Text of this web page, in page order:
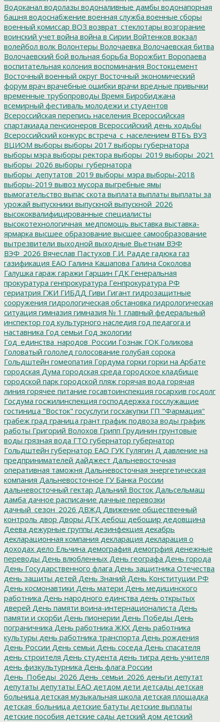
Водоканал водолазы водоналивные дамбы водонапорная
башня водоснабжение военная служба военные сборы
военный комиссар ВОЗ возврат_стеклотары возгорание
воинский учет война война в Сирии Войтенков вокзал
волейбол волк Волонтеры Волочаевка Волочаевская битва
Волочаевский бой вольная борьба Ворожбит Воропаева
воспитательная колония воспоминания Востокцемент
Восточный военный округ Восточный экономический
форум врач врачебные ошибки врачи вредные привычки
временные трубопроводы Время Биробиджана
всемирный фестиваль молодежи и студентов
Всероссийская перепись населения Всероссийская
спартакиада пенсионеров Всероссийский день ходьбы
Всероссийский конкурс встреча_с_населением ВТБъ ВУЗ
ВЦИОМ выборы выборы 2017 выборы губернатора
выборы мэра выборы ректора выборы_2019 выборы_2021
выборы_2026 выборы_губернатора
выборы_депутатов_2019 выборы_мэра выборы-2018
выборы-2019 вывоз мусора выгребные ямы
вымогательство выпас скота выплата выплаты выплаты за
урожай выпускники выпускной выпускной_2026
высококвалифицированные специалисты
высокотехнологичная_медпомощь выставка выставка-
ярмарка высшее образование высшее самообразование
вытрезвители выходной выходные Вьетнам ВЭФ
ВЭФ_2026 Вячеслав Пастухов Г.И. Радде гадюка газ
газификация ЕАО Галина Кашапова Галина Соколова
Галушка гараж гаражи Гаршин ГДК Генеральная
прокуратура генпрокуратура Генпрокуратура РФ
гериатрия ГЖИ ГИБДД Гиви Гигант гидрозащитные
сооружения гидрологическая обстановка гидрологическая
ситуация гимназия гимназия № 1 главный федеральный
инспектор год культурного наследия год педагога и
наставника Год семьи Год экологии
Год_единства_народов_России Гознак ГОК Голикова
Головатый гололед голосование голубая сорока
Гольдштейн гомеопатия Гордума горки горки на Арбате
городская Дума городская среда городское кладбище
городской парк городской пляж горячая вода горячая
линия горячее питание госавтоинспекция госархив госдолг
Госдума госжилинспекция господдержка госслужащие
гостиница "Восток" госуслуги госхакупки ГП "Фармация"
грабеж град граница грант график подвоза воды график
работы Григорий Волохов Грипп Грудинин грунтовые
воды грязная вода ГТО губернатор губернатор
Гольдштейн губернатор ЕАО ГУК Гулягин Д давление на
предпринимателей дайджест Дальневосточная
оперативная таможня Дальневосточная энергетическая
компания Дальневосточное ГУ Банка России
дальневосточный гектар Дальний Восток Дальсельмаш
дамба дачное расписание дачные перевозки
дачный_сезон_2026 ДВЖД Движение общественный
контроль двор Дворы ДГК дебош дебошир дедовщина
Деева дежурные группы дезинфекция декабрь
декларационная компания декларация декларация о
доходах дело Ельчина демография демогрфия денежные
переводы День влюбленных День географа День города
День Государственного флага День защитника Отечества
день защиты детей День Знаний День Конституции РФ
День космонавтики День матери День медицинского
работника День народного единства день открытых
дверей День памяти воина-интернационалиста День
памяти и скорби День пионерии День Победы День
пограничника День работника ЖКХ День работника
культуры день работника транспорта День рождения
День России День семьи День соседа День спасателя
день строителя День студента день тигра день учителя
день физкультурника День флага России
День_Победы_2026 День_семьи_2026 деньги депутат
депутаты депутаты ЕАО детдом дети детсады детская
больница детская музыкальная школа детская площадка
детская_больница детские батуты детские выплаты
детские пособия детские сады детский дом детский